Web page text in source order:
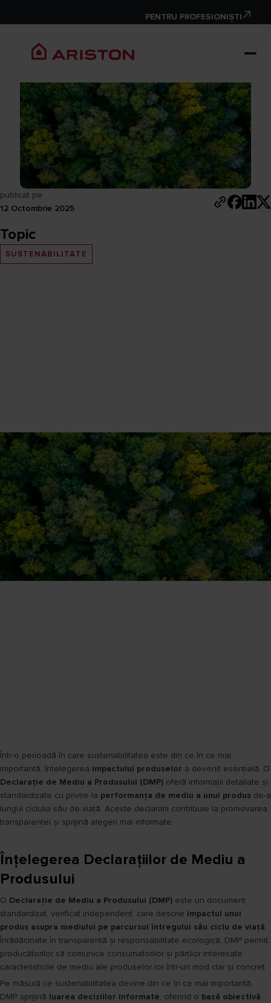
PENTRU PROFESIONIȘTI
Declarația de Mediu a
Produsului
publicat pe
12 Octombrie 2025
Topic
SUSTENABILITATE
Într-o perioadă în care sustenabilitatea este din ce în ce mai
importantă, înțelegerea impactului produselor a devenit esențială. O
Declarație de Mediu a Produsului (DMP) oferă informații detaliate și
standardizate cu privire la performanța de mediu a unui produs de-a
lungul ciclului său de viață. Aceste declarații contribuie la promovarea
transparenței și sprijină alegeri mai informate.
Înțelegerea Declarațiilor de Mediu a
Produsului
O Declarație de Mediu a Produsului (DMP) este un document
standardizat, verificat independent, care descrie impactul unui
produs asupra mediului pe parcursul întregului său ciclu de viață.
Înrădăcinate în transparență și responsabilitate ecologică, DMP permit
producătorilor să comunice consumatorilor și părților interesate
caracteristicile de mediu ale produselor lor într-un mod clar și concret.
Pe măsură ce sustenabilitatea devine din ce în ce mai importantă,
DMP sprijină luarea deciziilor informate, oferind o bază obiectivă